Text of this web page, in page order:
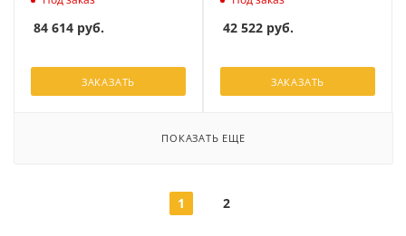
84 614 руб.
ЗАКАЗАТЬ
42 522 руб.
ЗАКАЗАТЬ
ПОКАЗАТЬ ЕЩЕ
1 2